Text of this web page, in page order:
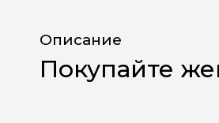
Описание
Покупайте